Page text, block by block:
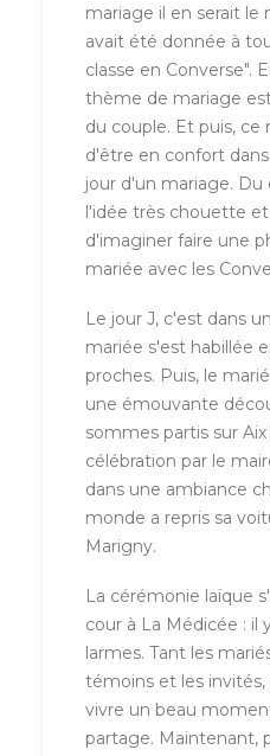
mariage il en serait le
avait été donnée à
classe en Converse".
thème de mariage
du couple. Et puis, ce
d'être en confort
jour d'un mariage. Du
l'idée très chouette
d'imaginer faire une
mariée avec les
Le jour J, c'est dans
mariée s'est habillée
proches. Puis, le
une émouvante
sommes partis sur Aix
célébration par le
dans une ambiance
monde a repris sa
Marigny.
La cérémonie laïque
cour à La Médicée : il
larmes. Tant les
témoins et les
vivre un beau
partage. Maintenant,